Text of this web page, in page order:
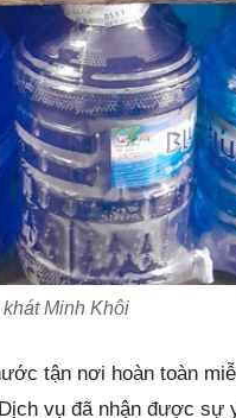
Minh Khôi
tận nơi hoàn toàn
vụ đã nhận được sự